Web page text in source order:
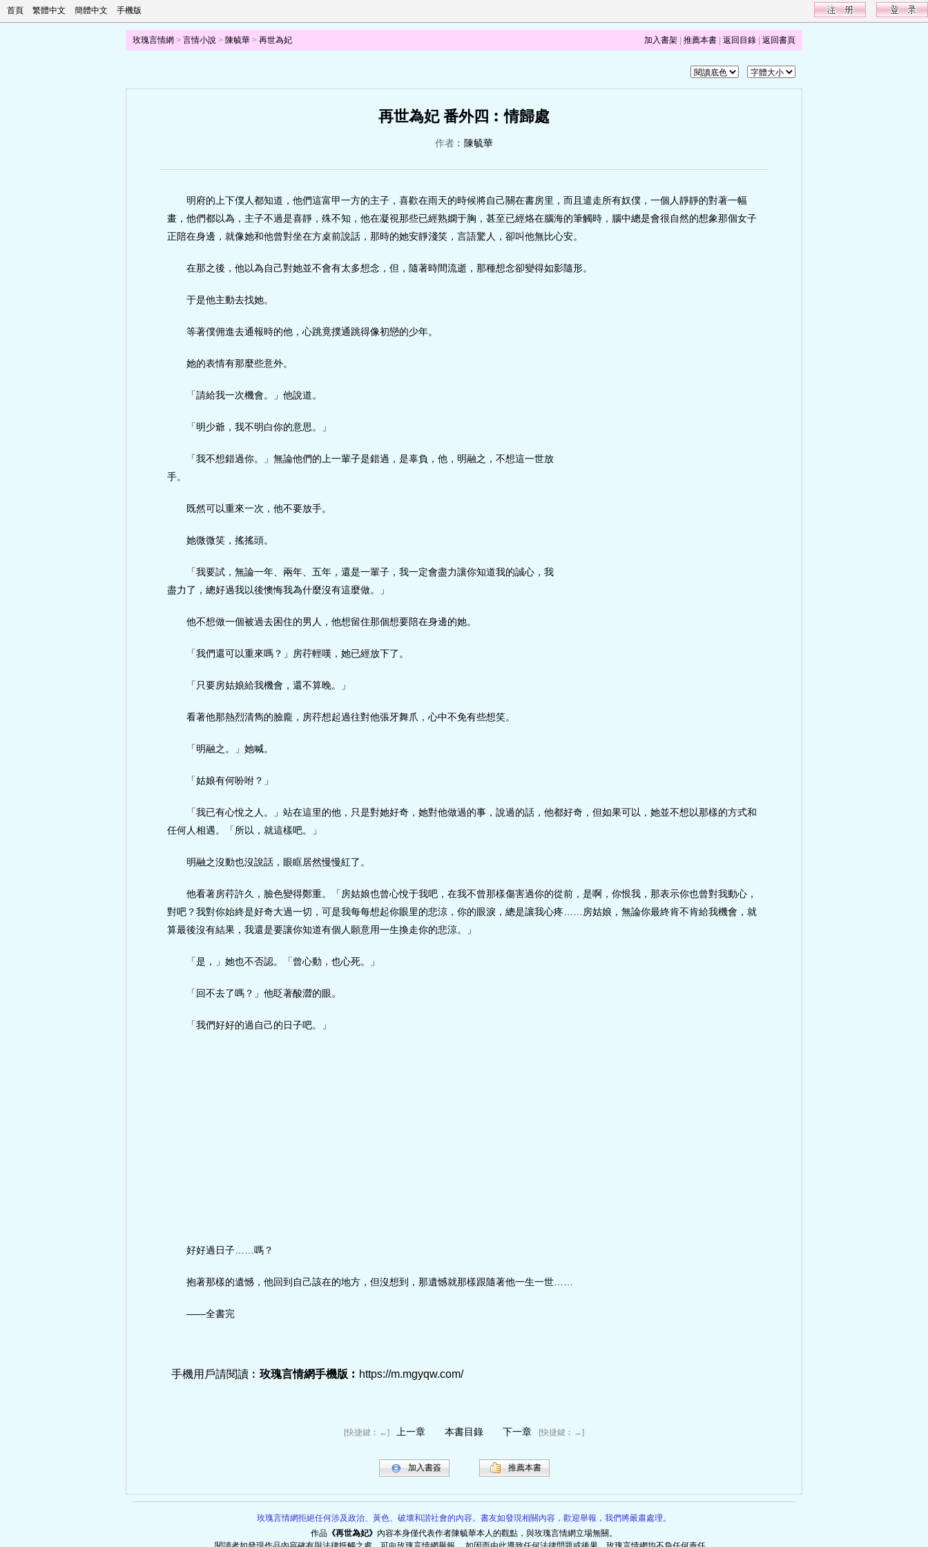
首頁 繁體中文 簡體中文 手機版
玫瑰言情網 > 言情小說 > 陳毓華 > 再世為妃 加入書架 推薦本書 返回目錄 返回書頁
再世為妃 番外四︰情歸處
作者︰ 陳毓華
明府的上下僕人都知道，他們這富甲一方的主子，喜歡在雨天的時候將自己關在書房里，而且遣走所有奴僕，一個人靜靜的對著一幅
畫，他們都以為，主子不過是喜靜，殊不知，他在凝視那些已經熟嫻于胸，甚至已經烙在腦海的筆觸時，腦中總是會很自然的想象那個女子
正陪在身邊，就像她和他曾對坐在方桌前說話，那時的她安靜淺笑，言語驚人，卻叫他無比心安。
在那之後，他以為自己對她並不會有太多想念，但，隨著時間流逝，那種想念卻變得如影隨形。
于是他主動去找她。
等著僕佣進去通報時的他，心跳竟撲通跳得像初戀的少年。
她的表情有那麼些意外。
「請給我一次機會。」他說道。
「明少爺，我不明白你的意思。」
「我不想錯過你。」無論他們的上一輩子是錯過，是辜負，他，明融之，不想這一世放
手。
既然可以重來一次，他不要放手。
她微微笑，搖搖頭。
「我要試，無論一年、兩年、五年，還是一輩子，我一定會盡力讓你知道我的誠心，我
盡力了，總好過我以後懊悔我為什麼沒有這麼做。」
他不想做一個被過去困住的男人，他想留住那個想要陪在身邊的她。
「我們還可以重來嗎？」房荇輕嘆，她已經放下了。
「只要房姑娘給我機會，還不算晚。」
看著他那熱烈清雋的臉龐，房荇想起過往對他張牙舞爪，心中不免有些想笑。
「明融之。」她喊。
「姑娘有何吩咐？」
「我已有心悅之人。」站在這里的他，只是對她好奇，她對他做過的事，說過的話，他都好奇，但如果可以，她並不想以那樣的方式和
任何人相遇。「所以，就這樣吧。」
明融之沒動也沒說話，眼眶居然慢慢紅了。
他看著房荇許久，臉色變得鄭重。「房姑娘也曾心悅于我吧，在我不曾那樣傷害過你的從前，是啊，你恨我，那表示你也曾對我動心，
對吧？我對你始終是好奇大過一切，可是我每每想起你眼里的悲涼，你的眼淚，總是讓我心疼……房姑娘，無論你最終肯不肯給我機會，就
算最後沒有結果，我還是要讓你知道有個人願意用一生換走你的悲涼。」
「是，」她也不否認。「曾心動，也心死。」
「回不去了嗎？」他眨著酸澀的眼。
「我們好好的過自己的日子吧。」
好好過日子……嗎？
抱著那樣的遺憾，他回到自己該在的地方，但沒想到，那遺憾就那樣跟隨著他一生一世……
——全書完
手機用戶請閱讀︰ 玫瑰言情網手機版︰ https://m.mgyqw.com/
[快捷鍵︰←] 上一章 本書目錄 下一章 [快捷鍵︰→]
加入書簽 推薦本書
玫瑰言情網拒絕任何涉及政治、黃色、破壞和諧社會的內容。書友如發現相關內容，歡迎舉報，我們將嚴肅處理。
作品 《再世為妃》 內容本身僅代表作者陳毓華本人的觀點，與玫瑰言情網立場無關。